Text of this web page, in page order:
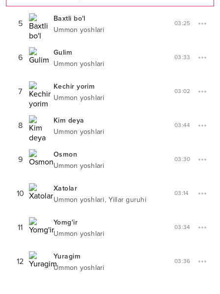
5
Baxtli bo'l
Ummon yoshlari
03:25
6
Gulim
Ummon yoshlari
03:33
7
Kechir yorim
Ummon yoshlari
03:02
8
Kim deya
Ummon yoshlari
03:44
9
Osmon
Ummon yoshlari
03:30
10
Xatolar
Ummon yoshlari, Yillar guruhi
03:14
11
Yomg'ir
Ummon yoshlari
03:34
12
Yuragim
Ummon yoshlari
03:36